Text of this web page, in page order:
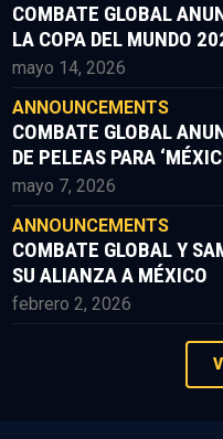
COMBATE GLOBAL
LA COPA DEL MUNDO
mayo 14, 2026
ANNOUNCEMENTS
COMBATE GLOBAL
DE PELEAS PARA
PARTE II’
mayo 7, 2026
ANNOUNCEMENTS
COMBATE GLOBAL Y
SU ALIANZA A MÉXICO
febrero 2, 2026